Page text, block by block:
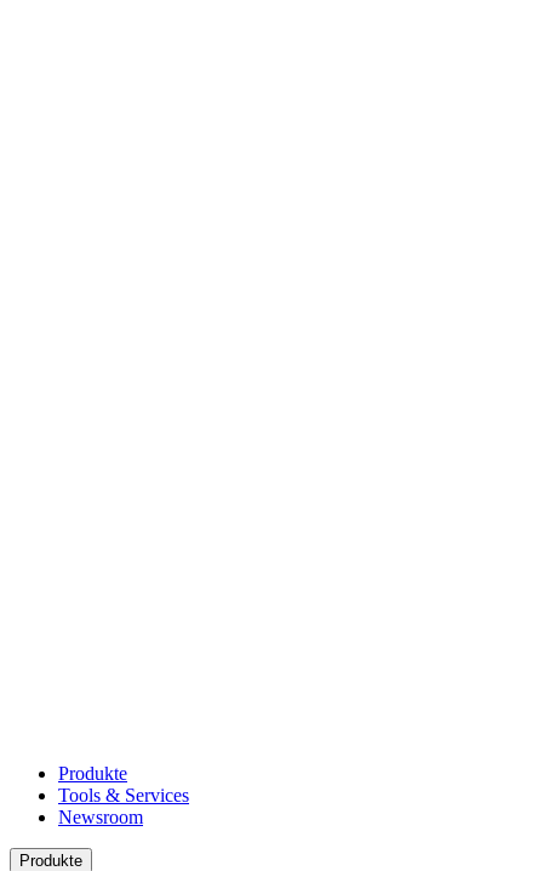
Produkte
Tools & Services
Newsroom
Produkte